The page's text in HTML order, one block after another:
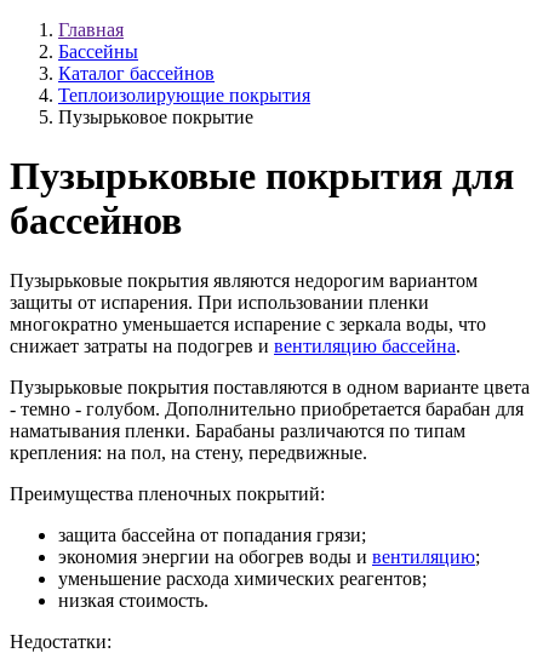
Главная
Бассейны
Каталог бассейнов
Теплоизолирующие покрытия
Пузырьковое покрытие
Пузырьковые покрытия для
бассейнов
Пузырьковые покрытия являются недорогим вариантом
защиты от испарения. При использовании пленки
многократно уменьшается испарение с зеркала воды, что
снижает затраты на подогрев и вентиляцию бассейна.
Пузырьковые покрытия поставляются в одном варианте цвета
- темно - голубом. Дополнительно приобретается барабан для
наматывания пленки. Барабаны различаются по типам
крепления: на пол, на стену, передвижные.
Преимущества пленочных покрытий:
защита бассейна от попадания грязи;
экономия энергии на обогрев воды и вентиляцию;
уменьшение расхода химических реагентов;
низкая стоимость.
Недостатки: